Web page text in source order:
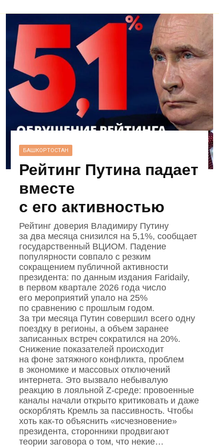
БАШКОРТОСТАН
Рейтинг Путина падает
вместе
с его активностью
Рейтинг доверия Владимиру Путину
за два месяца снизился на 5,1%, сообщает
государственный ВЦИОМ. Падение
популярности совпало с резким
сокращением публичной активности
президента: по данным издания Faridaily,
в первом квартале 2026 года число
его мероприятий упало на 25%
по сравнению с прошлым годом.
За три месяца Путин совершил всего одну
поездку в регионы, а объем заранее
записанных встреч сократился на 20%.
Снижение показателей происходит
на фоне затяжного конфликта, проблем
в экономике и массовых отключений
интернета. Это вызвало небывалую
реакцию в лояльной Z‑среде: провоенные
каналы начали открыто критиковать и даже
оскорблять Кремль за пассивность. Чтобы
хоть как‑то объяснить «исчезновение»
президента, сторонники продвигают
теории заговора о том, что некие…